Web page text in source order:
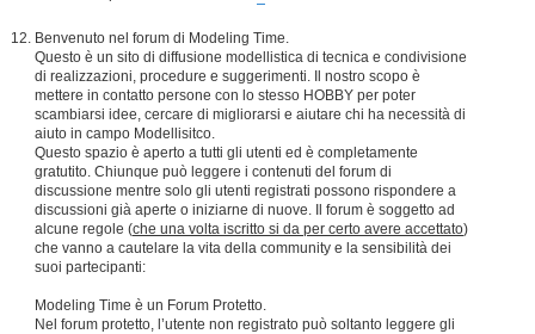
Benvenuto nel forum di Modeling Time.
Questo è un sito di diffusione modellistica di tecnica e condivisione
di realizzazioni, procedure e suggerimenti. Il nostro scopo è
mettere in contatto persone con lo stesso HOBBY per poter
scambiarsi idee, cercare di migliorarsi e aiutare chi ha necessità di
aiuto in campo Modellisitco.
Questo spazio è aperto a tutti gli utenti ed è completamente
gratutito. Chiunque può leggere i contenuti del forum di
discussione mentre solo gli utenti registrati possono rispondere a
discussioni già aperte o iniziarne di nuove. Il forum è soggetto ad
alcune regole (che una volta iscritto si da per certo avere accettato)
che vanno a cautelare la vita della community e la sensibilità dei
suoi partecipanti:
Modeling Time è un Forum Protetto.
Nel forum protetto, l’utente non registrato può soltanto leggere gli